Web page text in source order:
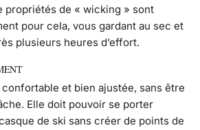
propriétés de « wicking » sont
pour cela, vous gardant au sec et
plusieurs heures d’effort.
et bien ajustée, sans être
Elle doit pouvoir se porter
de ski sans créer de points de